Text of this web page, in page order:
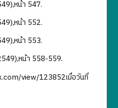
หน้า 547.
หน้า 552.
หน้า 553.
หน้า 558-559.
view/123852เมื่อวันที่